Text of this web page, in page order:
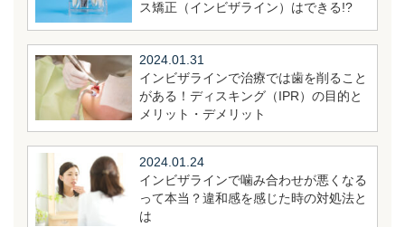
ス矯正（インビザライン）はできる!?
2024.01.31
インビザラインで治療では歯を削ること
がある！ディスキング（IPR）の目的と
メリット・デメリット
2024.01.24
インビザラインで噛み合わせが悪くなる
って本当？違和感を感じた時の対処法と
は